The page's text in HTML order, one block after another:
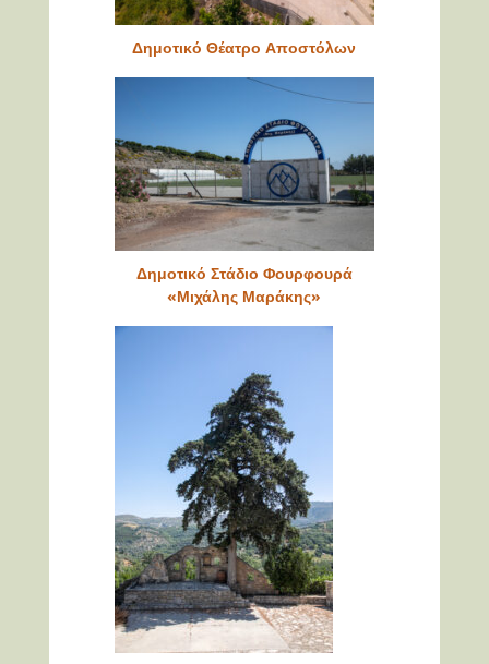
Δημοτικό Θέατρο Αποστόλων
Δημοτικό Στάδιο Φουρφουρά
«Μιχάλης Μαράκης»